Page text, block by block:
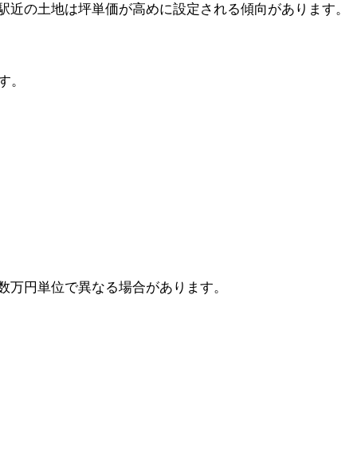
の土地は坪単価が高めに設定される傾向があります。
。
円単位で異なる場合があります。